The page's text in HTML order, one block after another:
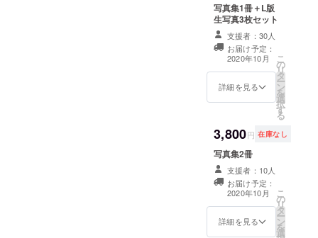
写真集1冊＋L版
生写真3枚セット
支援者：30人
お届け予定：
2020年10月
詳細を見る
こ
の
リ
タ
ー
ン
を
選
択
す
る
3,800円 在庫なし
写真集2冊
支援者：10人
お届け予定：
2020年10月
詳細を見る
こ
の
リ
タ
ー
ン
を
選